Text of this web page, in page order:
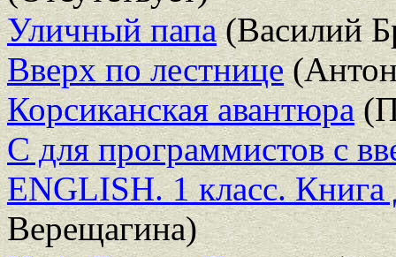
Уличный папа(Василий
Вверх по лестнице
Корсиканская авантюра
С для программистов с
ENGLISH. 1 класс. Книга
Верещагина)